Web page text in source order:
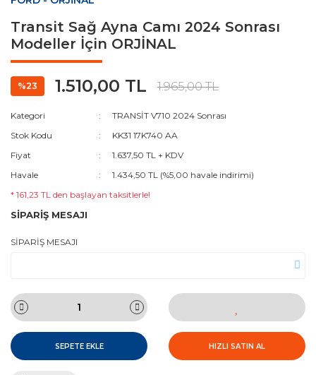
Transit Sağ Ayna Camı 2024 Sonrası
Modeller İçin ORJİNAL
%23 1.510,00 TL 1.965,00 TL
Kategori
TRANSİT V710 2024 Sonrası
Stok Kodu
KK31 17K740 AA
Fiyat
1.637,50 TL + KDV
Havale
1.434,50 TL (%5,00 havale indirimi)
* 161,23 TL den başlayan taksitlerle!
SİPARİŞ MESAJI
SİPARİŞ MESAJI
SEPETE EKLE HIZLI SATIN AL